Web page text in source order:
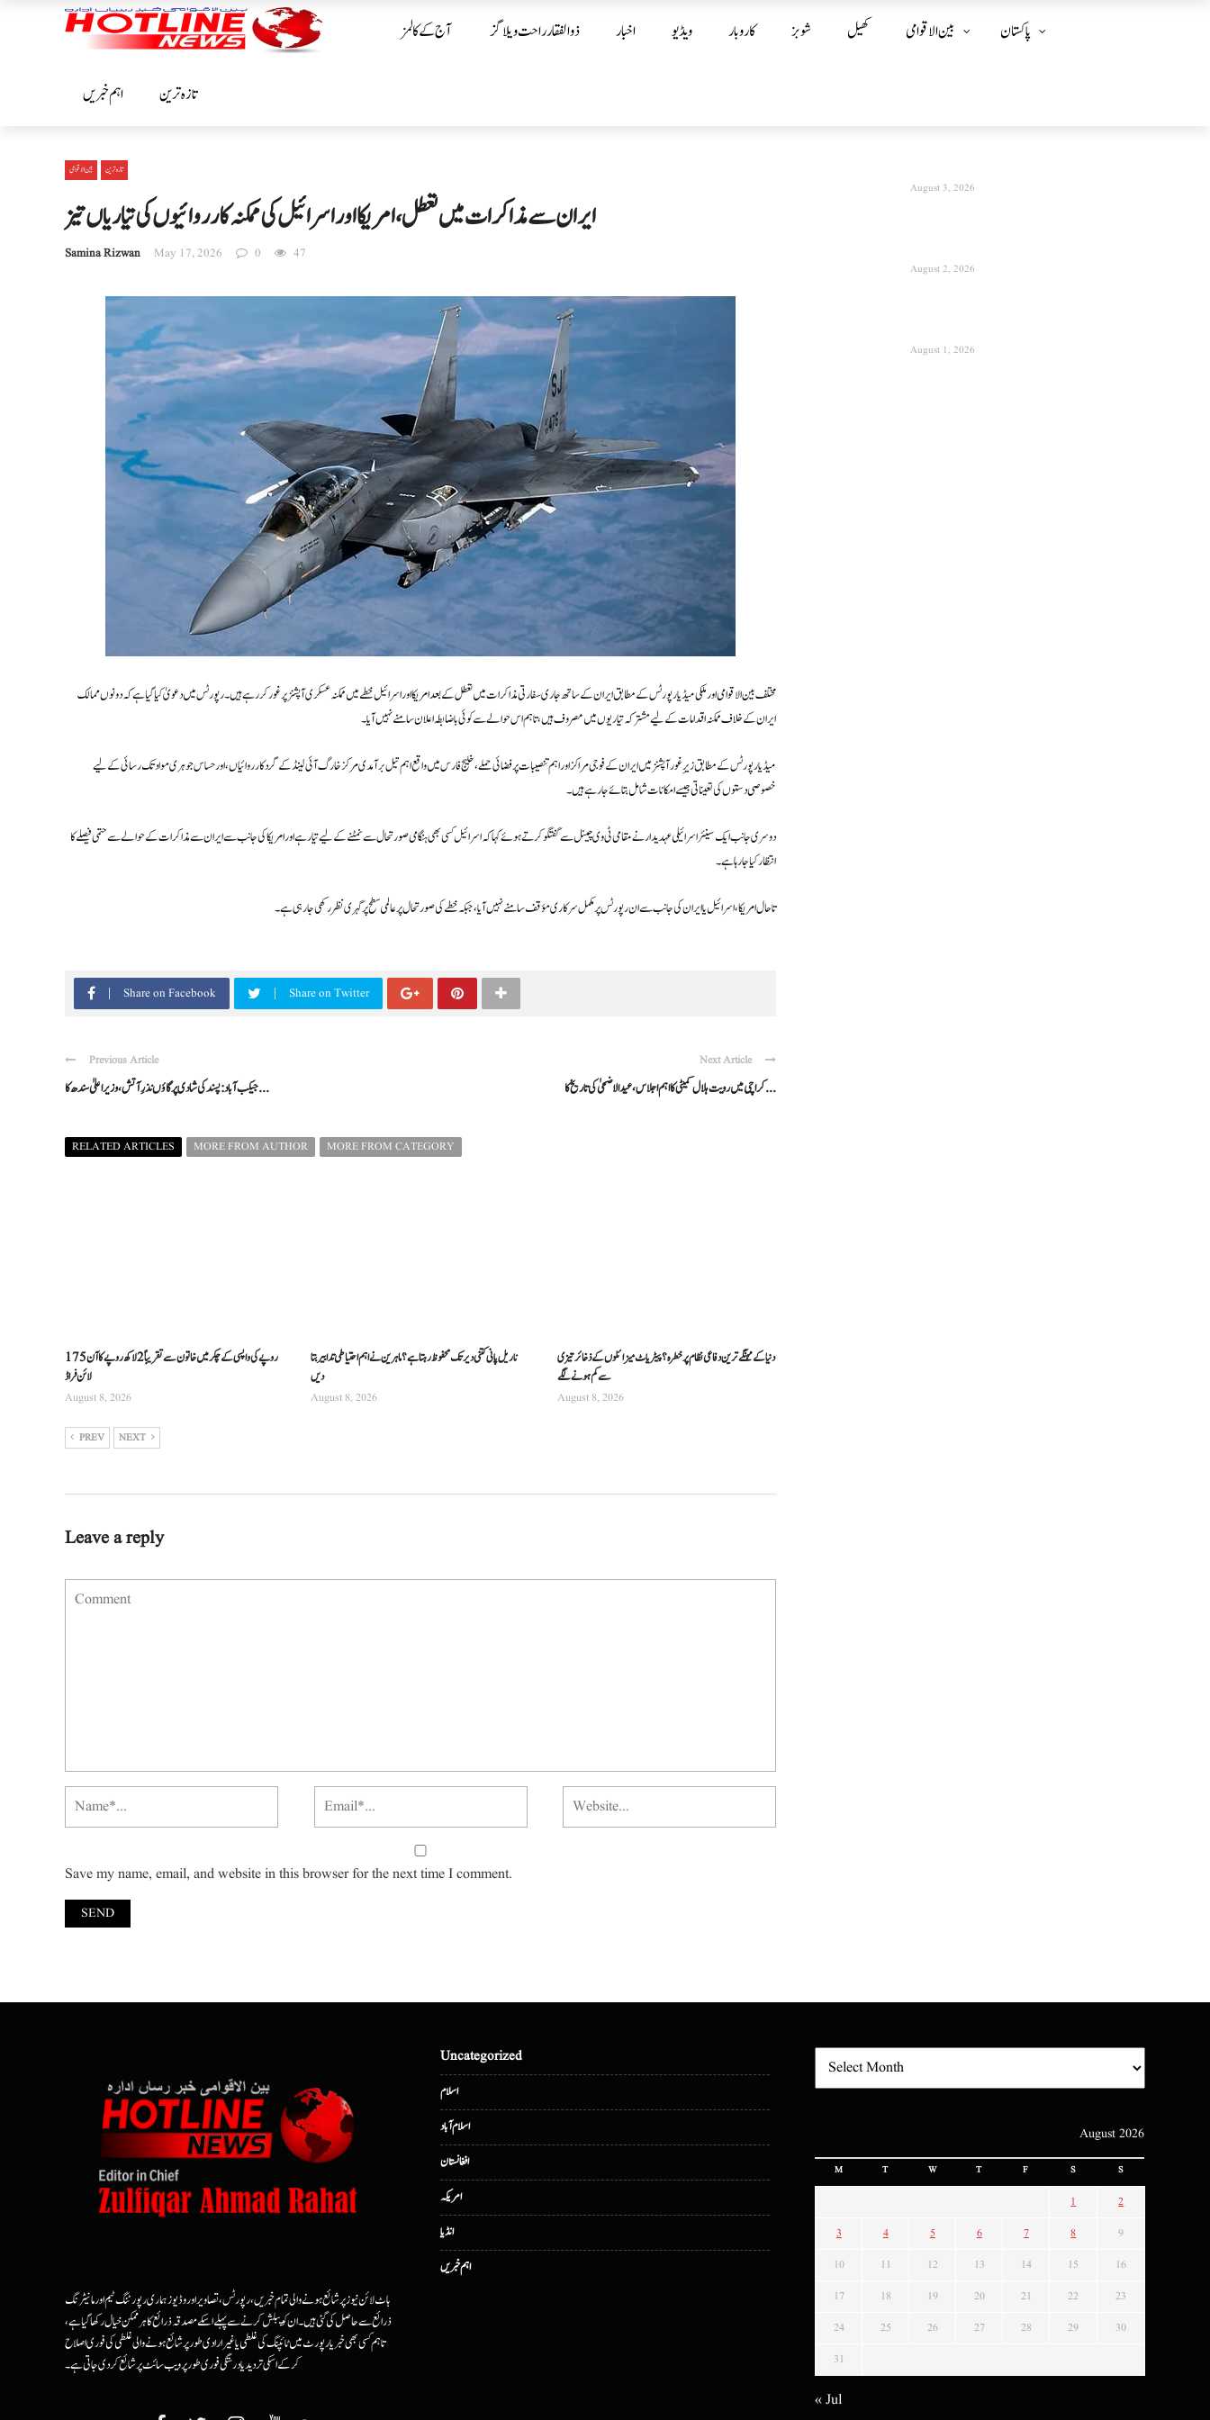
آج کے کالمز ذوالفقار راحت ویلاگز اخبار ویڈیو کاروبار شوبز کھیل بین الا قوامی پاکستان
اہم خبریں تازہ ترین
بین الا قوامی تازہ ترین
ایران سے مذاکرات میں تعطل، امریکا اور اسرائیل کی ممکنہ کارروائیوں کی تیاریاں تیز
Samina Rizwan May 17, 2026 0 47
مختلف بین الاقوامی اور ملکی میڈیا رپورٹس کے مطابق ایران کے ساتھ جاری سفارتی مذاکرات میں تعطل کے بعد امریکا اور اسرائیل خطے میں ممکنہ عسکری آپشنز پر غور کر رہے ہیں۔ رپورٹس میں دعویٰ کیا گیا ہے کہ دونوں ممالک
ایران کے خلاف ممکنہ اقدامات کے لیے مشترکہ تیاریوں میں مصروف ہیں، تاہم اس حوالے سے کوئی باضابطہ اعلان سامنے نہیں آیا۔
میڈیا رپورٹس کے مطابق زیرِ غور آپشنز میں ایران کے فوجی مراکز اور اہم تنصیبات پر فضائی حملے، خلیج فارس میں واقع اہم تیل برآمدی مرکز خارگ آئی لینڈ کے گرد کارروائیاں، اور حساس جوہری مواد تک رسائی کے لیے
خصوصی دستوں کی تعیناتی جیسے امکانات شامل بتائے جا رہے ہیں۔
دوسری جانب ایک سینئر اسرائیلی عہدیدار نے مقامی ٹی وی چینل سے گفتگو کرتے ہوئے کہا کہ اسرائیل کسی بھی ہنگامی صورتحال سے نمٹنے کے لیے تیار ہے اور امریکا کی جانب سے ایران سے مذاکرات کے حوالے سے حتمی فیصلے کا
انتظار کیا جا رہا ہے۔
تاحال امریکا، اسرائیل یا ایران کی جانب سے ان رپورٹس پر مکمل سرکاری مؤقف سامنے نہیں آیا، جبکہ خطے کی صورتحال پر عالمی سطح پر گہری نظر رکھی جا رہی ہے۔
Share on Facebook Share on Twitter
Previous Article
جیکب آباد: پسند کی شادی پر گاؤں نذرِ آتش، وزیراعلیٰ سندھ کا ...
Next Article
کراچی میں رویت ہلال کمیٹی کا اہم اجلاس، عیدالاضحیٰ کی تاریخ کا ...
RELATED ARTICLES MORE FROM AUTHOR MORE FROM CATEGORY
175 روپے کی واپسی کے چکر میں خاتون سے تقریباً 2 لاکھ روپے کا آن
لائن فراڈ
August 8, 2026
ناریل پانی کتنی دیر تک محفوظ رہتا ہے؟ ماہرین نے اہم احتیاطی تدابیر بتا
دیں
August 8, 2026
دنیا کے مہنگے ترین دفاعی نظام پر خطرہ؟ پیٹریاٹ میزائلوں کے ذخائر تیزی
سے کم ہونے لگے
August 8, 2026
PREV NEXT
Leave a reply
Save my name, email, and website in this browser for the next time I comment.
August 3, 2026
August 2, 2026
August 1, 2026
ہاٹ لائن نیوز پر شائع ہونے والی تمام خبریں، رپورٹس، تصاویر اور وڈیوز ہماری رپورٹنگ ٹیم اور مانیٹرنگ
ذرائع سے حاصل کی گئی ہیں۔ ان کو پبلش کرنے سے پہلے اسکے مصدقہ ذرائع کا ہرممکن خیال رکھا گیا ہے،
تاہم کسی بھی خبر یا رپورٹ میں ٹائپنگ کی غلطی یا غیرارادی طور پر شائع ہونے والی غلطی کی فوری اصلاح
کرکے اسکی تردید یا درستگی فوری طور پر ویب سائٹ پر شائع کردی جاتی ہے۔
Uncategorized
اسلام
اسلام آباد
افغانستان
امریکہ
انڈیا
اہم خبریں
August 2026
M T W T F S S
1 2
3 4 5 6 7 8 9
10 11 12 13 14 15 16
17 18 19 20 21 22 23
24 25 26 27 28 29 30
31
« Jul